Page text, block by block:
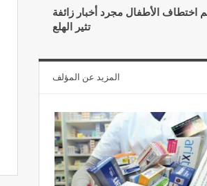
اختطاف الأطفال مجرد أخبار زائفة
تثير الهلع
المزيد عن المؤلف